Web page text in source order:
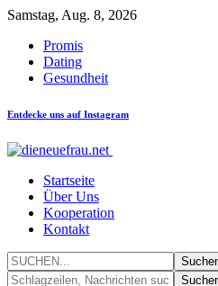
Samstag, Aug. 8, 2026
Promis
Dating
Gesundheit
Entdecke uns auf Instagram
Startseite
Über Uns
Kooperation
Kontakt